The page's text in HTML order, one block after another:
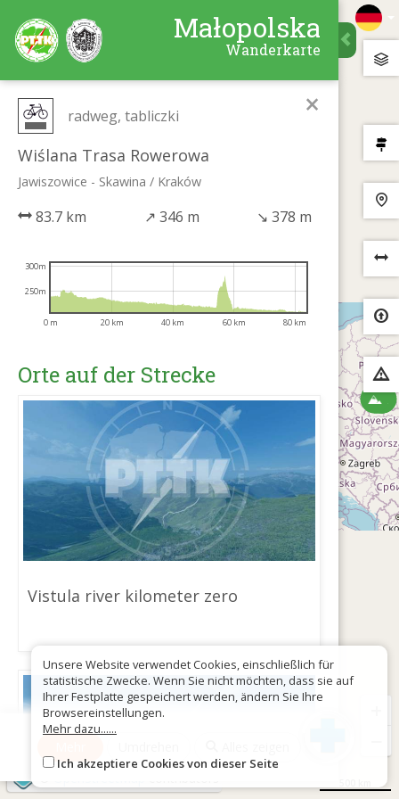
Małopolska
Wanderkarte
×
radweg, tabliczki
Wiślana Trasa Rowerowa
Jawiszowice - Skawina / Kraków
83.7 km ↗ 346 m ↘ 378 m
0 m 20 km 40 km 60 km 80 km
250m
300m
Orte auf der Strecke
Vistula river kilometer zero
Unsere Website verwendet Cookies, einschließlich für
statistische Zwecke. Wenn Sie nicht möchten, dass sie auf
Ihrer Festplatte gespeichert werden, ändern Sie Ihre
Browsereinstellungen.
Mehr dazu......
Ich akzeptiere Cookies von dieser Seite